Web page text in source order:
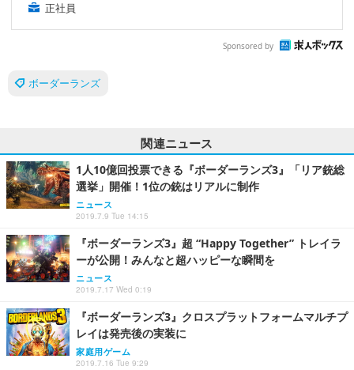
正社員
Sponsored by
ボーダーランズ
関連ニュース
1人10億回投票できる『ボーダーランズ3』「リア銃総
選挙」開催！1位の銃はリアルに制作
ニュース
2019.7.9 Tue 14:15
『ボーダーランズ3』超 “Happy Together” トレイラ
ーが公開！みんなと超ハッピーな瞬間を
ニュース
2019.7.17 Wed 0:19
『ボーダーランズ3』クロスプラットフォームマルチプ
レイは発売後の実装に
家庭用ゲーム
2019.7.16 Tue 9:29